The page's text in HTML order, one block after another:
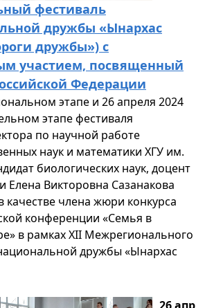
фестиваль
дружбы «Ынархас
дружбы») с
участием, посвященный
Федерации
этапе и 26 апреля 2024
этапе фестиваля
по научной работе
наук и математики ХГУ им.
биологических наук, доцент
Елена Викторовна Сазанакова
качестве члена жюри конкурса
конференции «Семья в
в рамках XII Межрегионального
дружбы «Ынархас